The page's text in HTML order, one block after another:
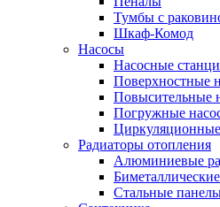
Тумбы с
Шкаф-Комод
Насосы
Насосные
Поверхностные
Повысительные
Погружные
Радиаторы отопления
Алюминиевые
Стальные